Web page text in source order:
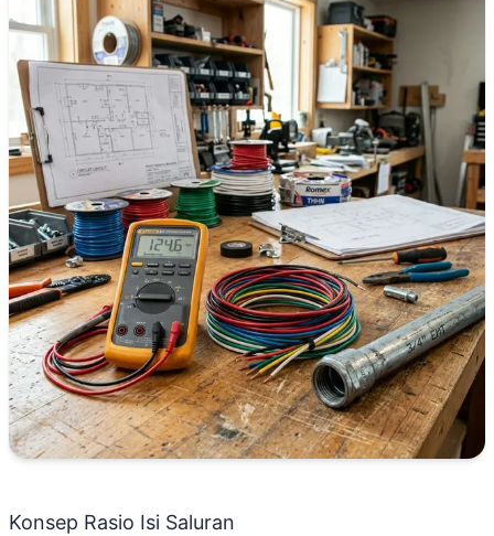
Konsep Rasio Isi Saluran